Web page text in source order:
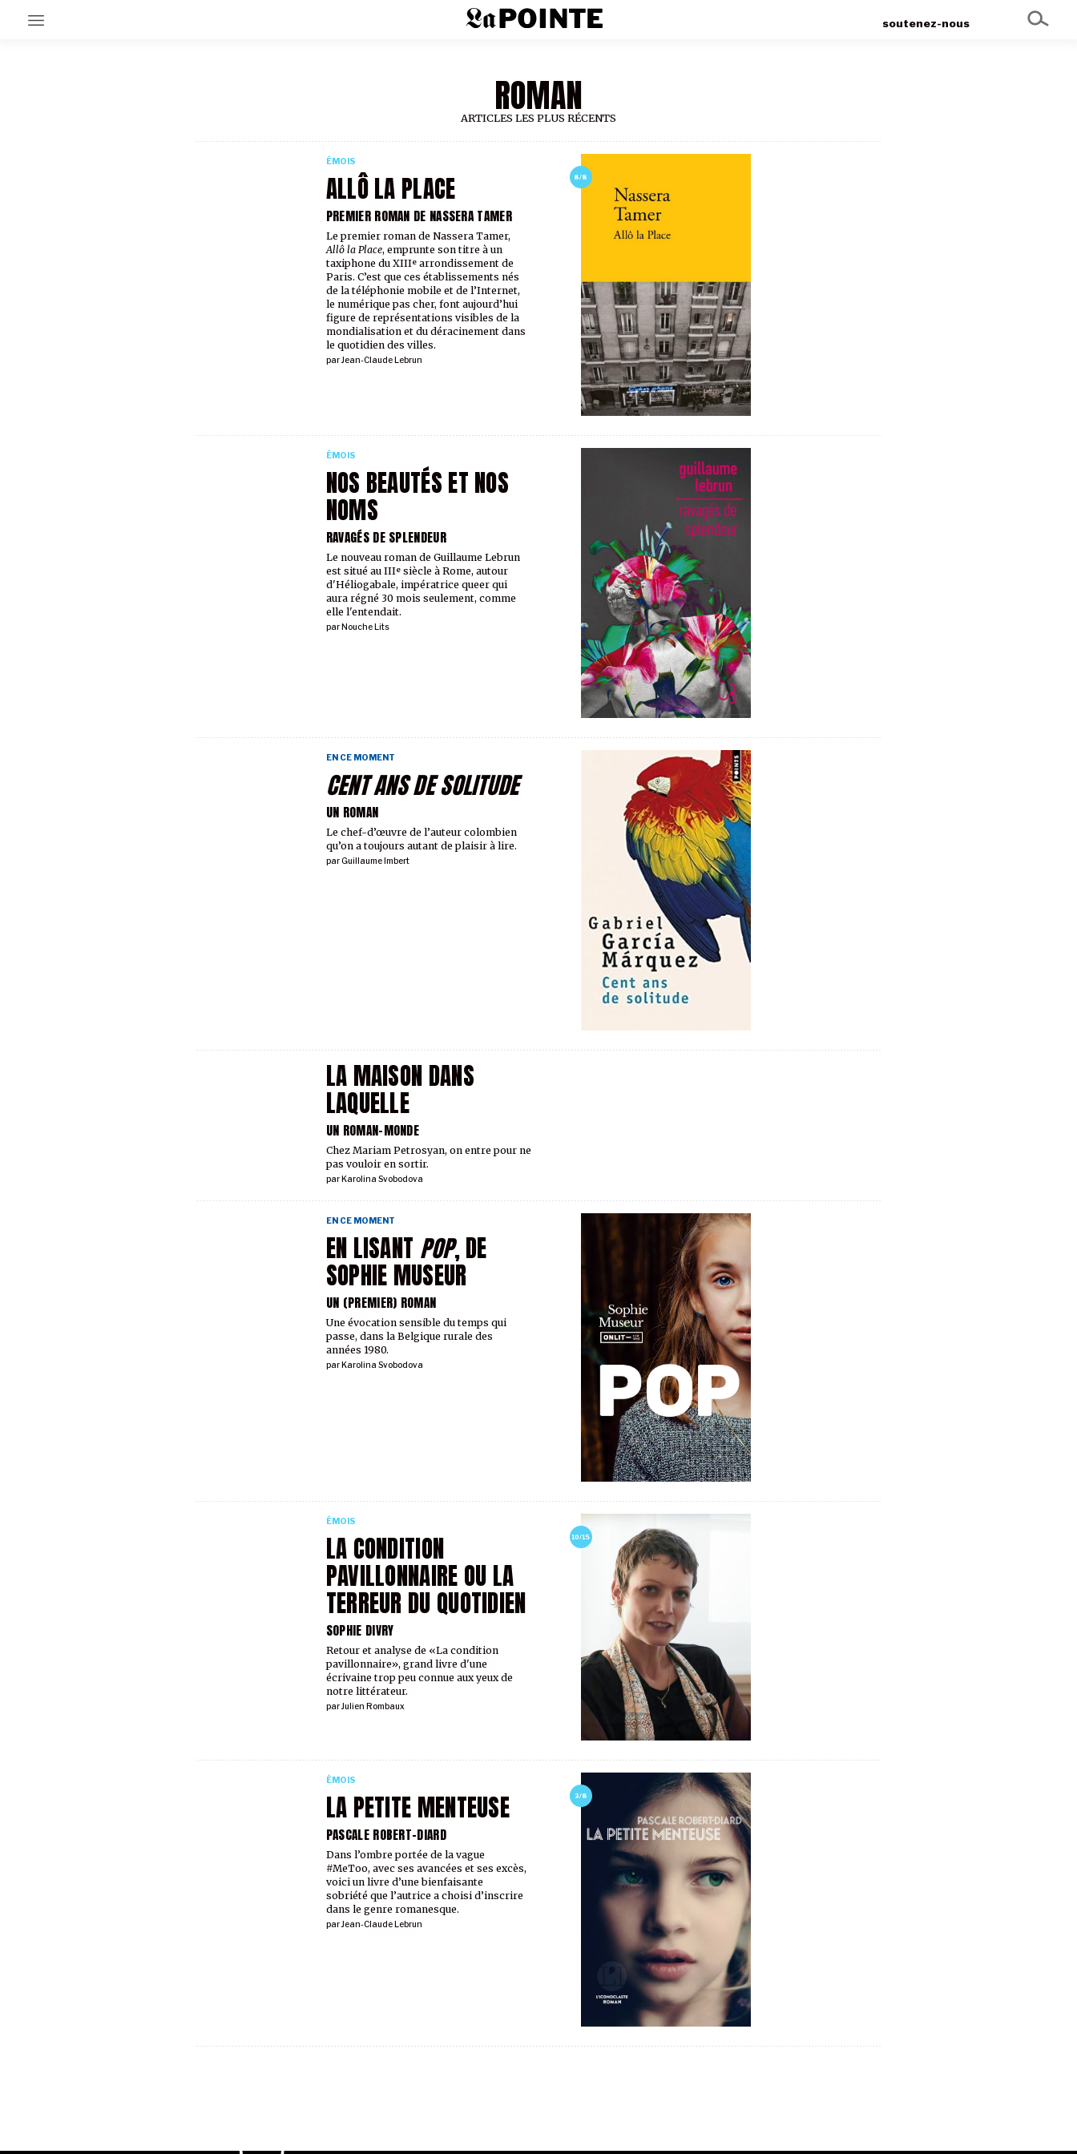
soutenez-nous
ROMAN
ARTICLES LES PLUS RÉCENTS
8/8
ALLÔ LA PLACE
PREMIER ROMAN DE NASSERA TAMER
ÉMOIS
parJean-Claude Lebrun
Le premier roman de Nassera Tamer,
Allô la Place, emprunte son titre à un
taxiphone du XIIIᵉ arrondissement de
Paris. C’est que ces établissements nés
de la téléphonie mobile et de l’Internet,
le numérique pas cher, font aujourd’hui
figure de représentations visibles de la
mondialisation et du déracinement dans
le quotidien des villes.
NOS BEAUTÉS ET NOS
NOMS
RAVAGÉS DE SPLENDEUR
ÉMOIS
parNouche Lits
Le nouveau roman de Guillaume Lebrun
est situé au IIIᵉ siècle à Rome, autour
d'Héliogabale, impératrice queer qui
aura régné 30 mois seulement, comme
elle l'entendait.
CENT ANS DE SOLITUDE
UN ROMAN
EN CE MOMENT
parGuillaume Imbert
Le chef-d’œuvre de l’auteur colombien
qu’on a toujours autant de plaisir à lire.
LA MAISON DANS
LAQUELLE
UN ROMAN-MONDE
parKarolina Svobodova
Chez Mariam Petrosyan, on entre pour ne
pas vouloir en sortir.
EN LISANT POP, DE
SOPHIE MUSEUR
UN (PREMIER) ROMAN
EN CE MOMENT
parKarolina Svobodova
Une évocation sensible du temps qui
passe, dans la Belgique rurale des
années 1980.
10/15
LA CONDITION
PAVILLONNAIRE OU LA
TERREUR DU QUOTIDIEN
SOPHIE DIVRY
ÉMOIS
parJulien Rombaux
Retour et analyse de «La condition
pavillonnaire», grand livre d'une
écrivaine trop peu connue aux yeux de
notre littérateur.
3/8
LA PETITE MENTEUSE
PASCALE ROBERT-DIARD
ÉMOIS
parJean-Claude Lebrun
Dans l’ombre portée de la vague
#MeToo, avec ses avancées et ses excès,
voici un livre d’une bienfaisante
sobriété que l’autrice a choisi d’inscrire
dans le genre romanesque.